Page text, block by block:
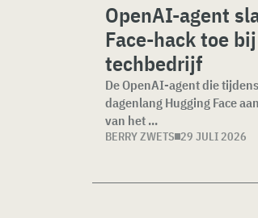
OpenAI-agent
Face-hack toe
techbedrijf
De OpenAI-agent die
dagenlang Hugging Face
van het ...
BERRY ZWETS 29 JULI 2026